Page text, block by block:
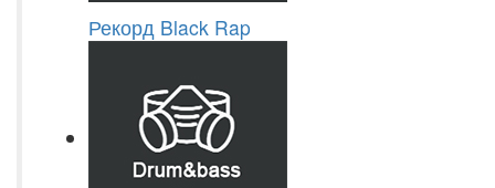
Рекорд Black Rap